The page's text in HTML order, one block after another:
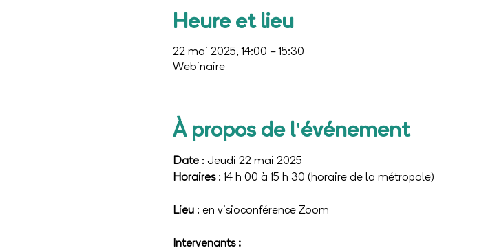
Heure et lieu
22 mai 2025, 14:00 – 15:30
Webinaire
À propos de l'événement
Date : Jeudi 22 mai 2025
Horaires : 14 h 00 à 15 h 30 (horaire de la métropole)
Lieu : en visioconférence Zoom
Intervenants :